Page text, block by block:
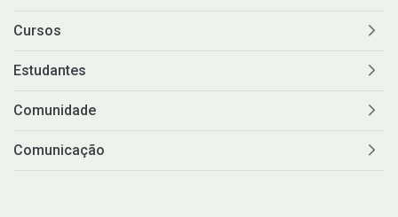
Cursos
Estudantes
Comunidade
Comunicação